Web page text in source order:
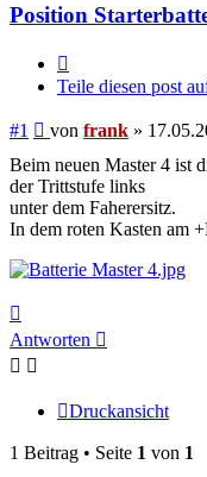
Position
Teile diesen post
#1 Beitrag
von frank »
Beim neuen Master 4 ist
der Trittstufe links
unter dem Faherersitz.
In dem roten Kasten am
oben
Antworten
Druckansicht
1 Beitrag • Seite 1 von 1